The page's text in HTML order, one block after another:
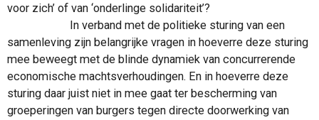
voor zich’ of van ‘onderlinge solidariteit’?
In verband met de politieke sturing van een
samenleving zijn belangrijke vragen in hoeverre deze sturing
mee beweegt met de blinde dynamiek van concurrerende
economische machtsverhoudingen. En in hoeverre deze
sturing daar juist niet in mee gaat ter bescherming van
groeperingen van burgers tegen directe doorwerking van